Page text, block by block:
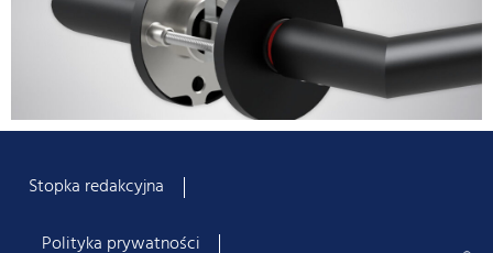
Stopka redakcyjna
Polityka prywatności